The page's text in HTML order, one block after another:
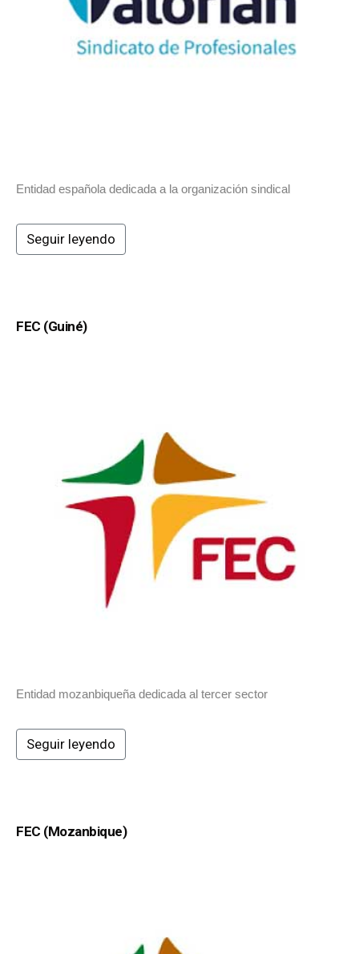
Entidad española dedicada a la organización sindical
Seguir leyendo
FEC (Guiné)
Entidad mozanbiqueña dedicada al tercer sector
Seguir leyendo
FEC (Mozanbique)